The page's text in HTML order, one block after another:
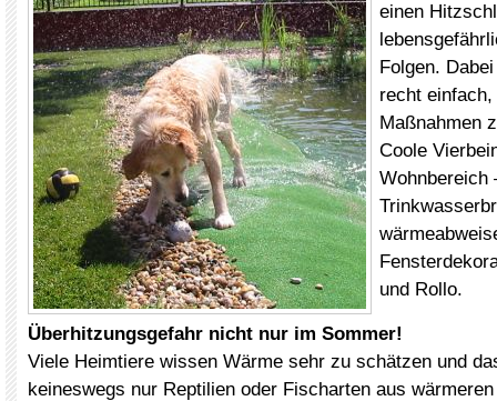
einen
Folgen.
recht
Maßnahmen
Coole
Wohnbereich
und Rollo.
Überhitzungsgefahr nicht nur im Sommer!
Viele Heimtiere wissen Wärme sehr zu schätzen und
keineswegs nur Reptilien oder Fischarten aus